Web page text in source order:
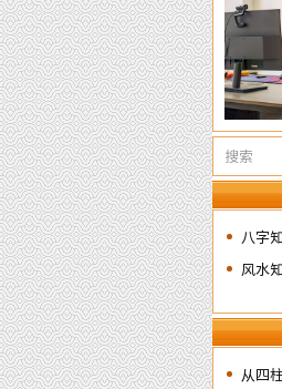
八字
风水
从四